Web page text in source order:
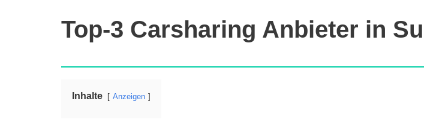
Top-3 Carsharing Anbieter in
Inhalte Anzeigen